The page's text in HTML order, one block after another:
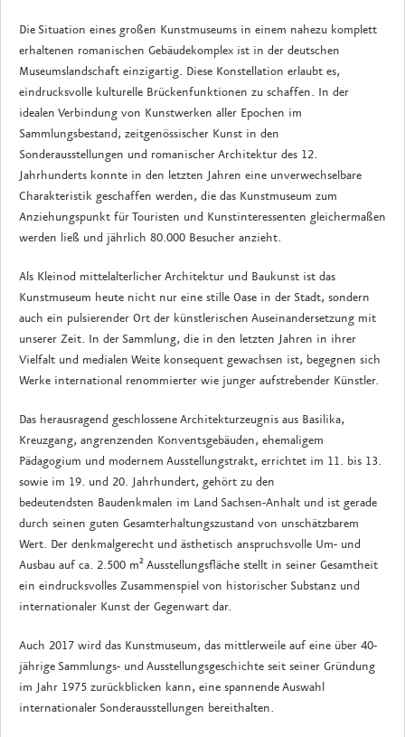
Die Situation eines großen Kunstmuseums in einem nahezu komplett
erhaltenen romanischen Gebäudekomplex ist in der deutschen
Museumslandschaft einzigartig. Diese Konstellation erlaubt es,
eindrucksvolle kulturelle Brückenfunktionen zu schaffen. In der
idealen Verbindung von Kunstwerken aller Epochen im
Sammlungsbestand, zeitgenössischer Kunst in den
Sonderausstellungen und romanischer Architektur des 12.
Jahrhunderts konnte in den letzten Jahren eine unverwechselbare
Charakteristik geschaffen werden, die das Kunstmuseum zum
Anziehungspunkt für Touristen und Kunstinteressenten gleichermaßen
werden ließ und jährlich 80.000 Besucher anzieht.
Als Kleinod mittelalterlicher Architektur und Baukunst ist das
Kunstmuseum heute nicht nur eine stille Oase in der Stadt, sondern
auch ein pulsierender Ort der künstlerischen Auseinandersetzung mit
unserer Zeit. In der Sammlung, die in den letzten Jahren in ihrer
Vielfalt und medialen Weite konsequent gewachsen ist, begegnen sich
Werke international renommierter wie junger aufstrebender Künstler.
Das herausragend geschlossene Architekturzeugnis aus Basilika,
Kreuzgang, angrenzenden Konventsgebäuden, ehemaligem
Pädagogium und modernem Ausstellungstrakt, errichtet im 11. bis 13.
sowie im 19. und 20. Jahrhundert, gehört zu den
bedeutendsten Baudenkmalen im Land Sachsen-Anhalt und ist gerade
durch seinen guten Gesamterhaltungszustand von unschätzbarem
Wert. Der denkmalgerecht und ästhetisch anspruchsvolle Um- und
Ausbau auf ca. 2.500 m² Ausstellungsfläche stellt in seiner Gesamtheit
ein eindrucksvolles Zusammenspiel von historischer Substanz und
internationaler Kunst der Gegenwart dar.
Auch 2017 wird das Kunstmuseum, das mittlerweile auf eine über 40-
jährige Sammlungs- und Ausstellungsgeschichte seit seiner Gründung
im Jahr 1975 zurückblicken kann, eine spannende Auswahl
internationaler Sonderausstellungen bereithalten.